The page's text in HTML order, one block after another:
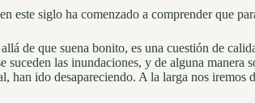
este siglo ha comenzado a comprender que
de que suena bonito, es una cuestión de
las inundaciones, y de alguna manera
ido desapareciendo. A la larga nos iremos